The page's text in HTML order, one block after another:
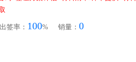
率： 100% 销量： 0